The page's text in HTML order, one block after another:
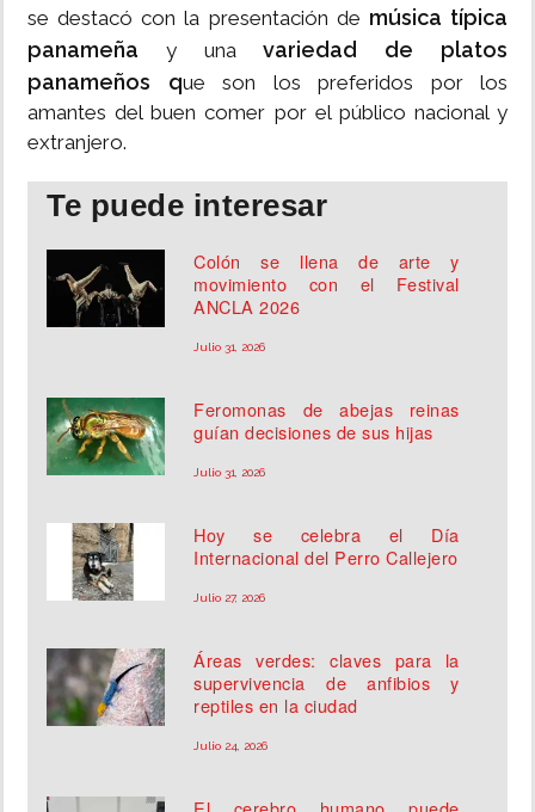
se destacó con la presentación de música típica
panameña y unavariedad de platos
panameños que son los preferidos por los
amantes del buen comer por el público nacional y
extranjero.
Te puede interesar
Colón se llena de arte y
movimiento con el Festival
ANCLA 2026
Julio 31, 2026
Feromonas de abejas reinas
guían decisiones de sus hijas
Julio 31, 2026
Hoy se celebra el Día
Internacional del Perro Callejero
Julio 27, 2026
Áreas verdes: claves para la
supervivencia de anfibios y
reptiles en la ciudad
Julio 24, 2026